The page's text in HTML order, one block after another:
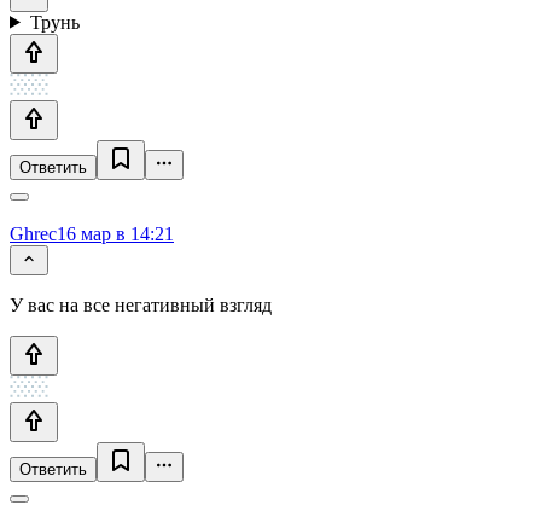
Трунь
Ответить
Ghrec16 мар в 14:21
У вас на все негативный взгляд
Ответить